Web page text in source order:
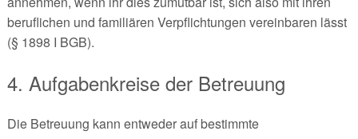
beruflichen und familiären Verpflichtungen vereinbaren lässt
(§ 1898 I BGB).
4. Aufgabenkreise der Betreuung
Die Betreuung kann entweder auf bestimmte